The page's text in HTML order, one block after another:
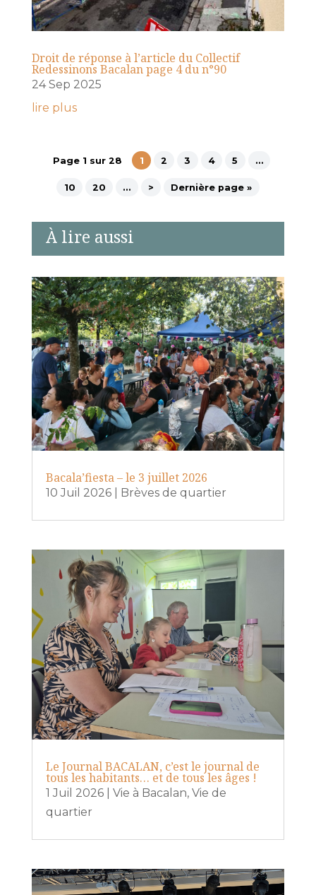
Droit de réponse à l’article du Collectif
Redessinons Bacalan page 4 du n°90
24 Sep 2025
lire plus
Page 1 sur 28 1 2 3 4 5 …
10 20 … > Dernière page »
À lire aussi
Bacala’fiesta – le 3 juillet 2026
10 Juil 2026| Brèves de quartier
Le Journal BACALAN, c’est le journal de
tous les habitants… et de tous les âges !
1 Juil 2026| Vie à Bacalan, Vie de
quartier